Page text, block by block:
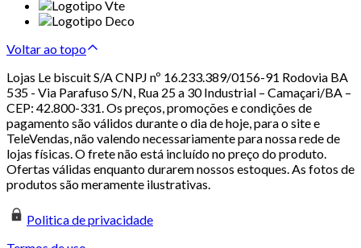
Voltar ao topo
Lojas Le biscuit S/A CNPJ nº 16.233.389/0156-91 Rodovia BA
535 - Via Parafuso S/N, Rua 25 a 30 Industrial – Camaçari/BA –
CEP: 42.800-331. Os preços, promoções e condições de
pagamento são válidos durante o dia de hoje, para o site e
TeleVendas, não valendo necessariamente para nossa rede de
lojas físicas. O frete não está incluído no preço do produto.
Ofertas válidas enquanto durarem nossos estoques. As fotos de
produtos são meramente ilustrativas.
Politica de privacidade